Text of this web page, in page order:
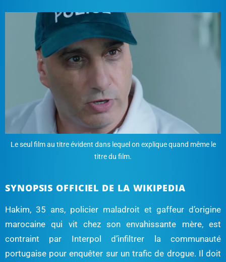
Le seul film au titre évident dans lequel on explique quand même le
titre du film.
SYNOPSIS OFFICIEL DE LA WIKIPEDIA
Hakim, 35 ans, policier maladroit et gaffeur d’origine
marocaine qui vit chez son envahissante mère, est
contraint par Interpol d’infiltrer la communauté
portugaise pour enquêter sur un trafic de drogue. Il doit